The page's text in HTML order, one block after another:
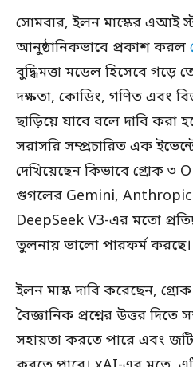
সোমবার, ইলন মাস্কের এআই
আনুষ্ঠানিকভাবে প্রকাশ করল
বুদ্ধিমত্তা মডেল হিসেবে গড়ে
দক্ষতা, কোডিং, গণিত এবং
ছাড়িয়ে যাবে বলে দাবি করা
সরাসরি সম্প্রচারিত এক
দেখিয়েছেন কিভাবে গ্রোক ৩
গুগলের Gemini,
DeepSeek V3-এর মতো
তুলনায় ভালো পারফর্ম করছে।
ইলন মাস্ক দাবি করেছেন,
বৈজ্ঞানিক প্রশ্নের উত্তর
সহায়তা করতে পারে এবং